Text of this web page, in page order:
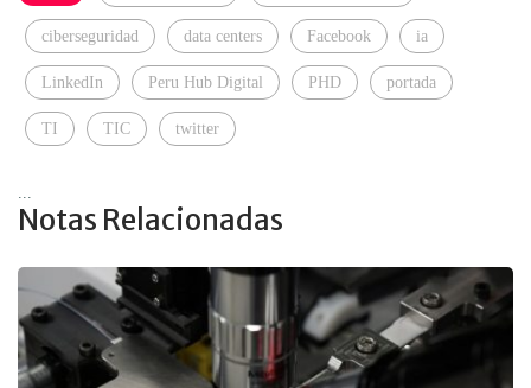
ciberseguridad data centers Facebook ia
LinkedIn Peru Hub Digital PHD portada
TI TIC twitter
Notas Relacionadas